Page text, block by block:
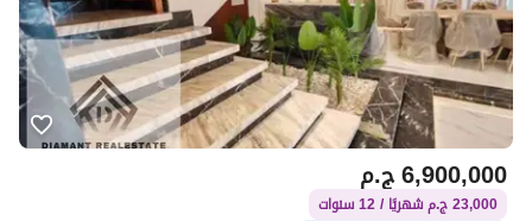
ج.م6,900,000
23,000 ج.م شهريًا / 12 سنوات